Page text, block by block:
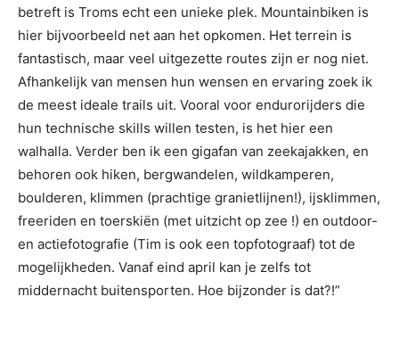
betreft is Troms echt een unieke plek. Mountainbiken is
hier bijvoorbeeld net aan het opkomen. Het terrein is
fantastisch, maar veel uitgezette routes zijn er nog niet.
Afhankelijk van mensen hun wensen en ervaring zoek ik
de meest ideale trails uit. Vooral voor endurorijders die
hun technische skills willen testen, is het hier een
walhalla. Verder ben ik een gigafan van zeekajakken, en
behoren ook hiken, bergwandelen, wildkamperen,
boulderen, klimmen (prachtige granietlijnen!), ijsklimmen,
freeriden en toerskiën (met uitzicht op zee !) en outdoor-
en actiefotografie (Tim is ook een topfotograaf) tot de
mogelijkheden. Vanaf eind april kan je zelfs tot
middernacht buitensporten. Hoe bijzonder is dat?!”